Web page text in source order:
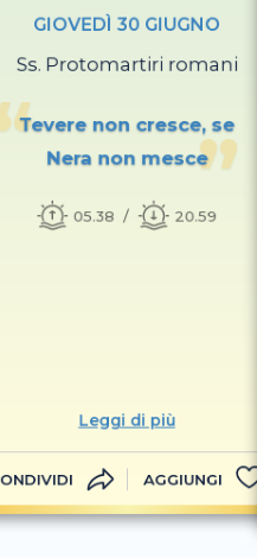
GIOVEDÌ 30 GIUGNO
Ss. Protomartiri romani
Tevere non cresce, se
Nera non mesce
05.38 20.59
Leggi di più
AGGIUNGI